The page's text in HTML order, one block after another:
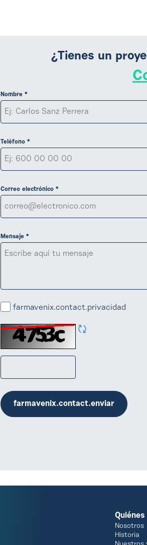
¿Tienes un
Nombre *
Teléfono *
Correo electrónico *
Mensaje *
farmavenix.contact.privacidad
farmavenix.contact.enviar
Nosotros
Historia